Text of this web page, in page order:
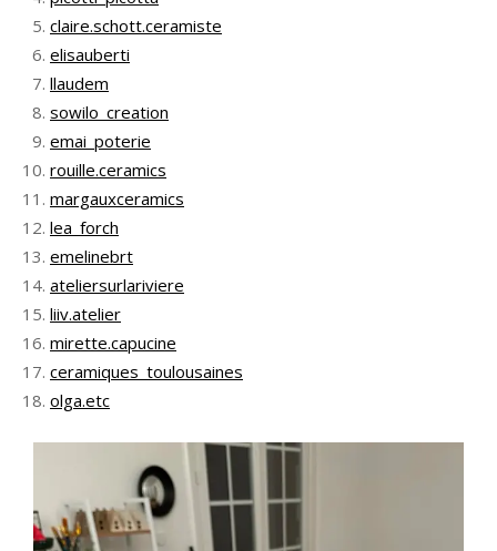
claire.schott.ceramiste
elisauberti
llaudem
sowilo_creation
emai_poterie
rouille.ceramics
margauxceramics
lea_forch
emelinebrt
ateliersurlariviere
liiv.atelier
mirette.capucine
ceramiques_toulousaines
olga.etc